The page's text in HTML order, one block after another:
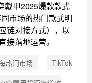
戴甲2025爆款款式
市场的热门款式明
链对接方式），以
接落地运营。
热门市场
TikTok